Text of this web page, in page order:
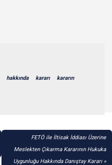
hakkında kararı kararın
FETÖ ile İltisak İddiası Üzerine
Meslekten Çıkarma Kararının Hukuka
Uygunluğu Hakkında Danıştay Kararı